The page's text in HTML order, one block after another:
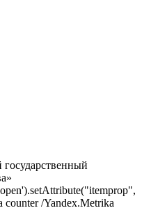
counter/Yandex.Metrika